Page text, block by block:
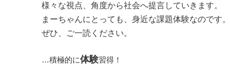
様々な視点、角度から社会へ提言していきます。
まーちゃんにとっても、身近な課題体験なのです。
ぜひ、ご一読ください。
…積極的に体験習得！